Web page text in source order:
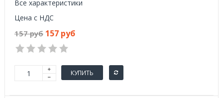
Все характеристики
Цена с НДС
157 руб 157 руб
КУПИТЬ